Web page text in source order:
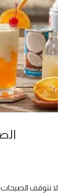
لا تتوقف